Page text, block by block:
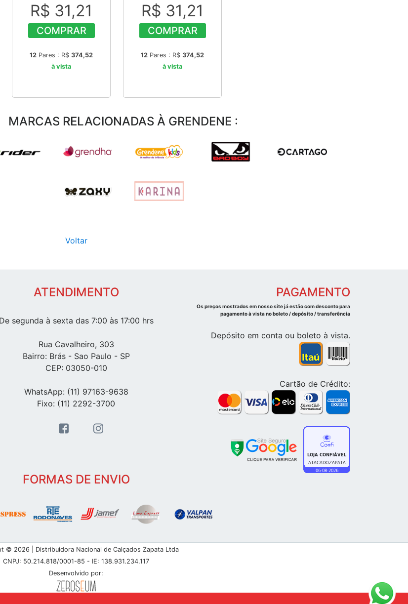
R$ 31,21
COMPRAR
12 Pares : R$ 374,52
à vista
R$ 31,21
COMPRAR
12 Pares : R$ 374,52
à vista
MARCAS RELACIONADAS À GRENDENE :
Voltar
ATENDIMENTO
De segunda à sexta das 7:00 às 17:00 hrs
Rua Cavalheiro, 303
Bairro: Brás - Sao Paulo - SP
CEP: 03050-010
WhatsApp: (11) 97163-9638
Fixo: (11) 2292-3700
PAGAMENTO
Os preços mostrados em nosso site já estão com desconto para
pagamento à vista no boleto / depósito / transferência
Depósito em conta ou boleto à vista.
Cartão de Crédito:
FORMAS DE ENVIO
© 2026 | Distribuidora Nacional de Calçados Zapata Ltda
CNPJ: 50.214.818/0001-85 - IE: 138.931.234.117
Desenvolvido por: